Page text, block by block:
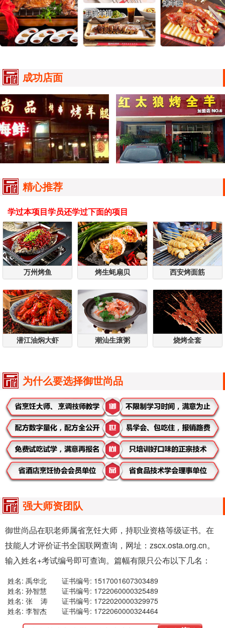
成功店面
精心推荐
学过本项目学员还学过下面的项目
万州烤鱼 烤生蚝扇贝 西安烤面筋
潜江油焖大虾 潮汕生滚粥 烧烤全套
为什么要选择御世尚品
强大师资团队
御世尚品在职老师属省烹饪大师，持职业资格等级证书。在
技能人才评价证书全国联网查询，网址：zscx.osta.org.cn。
输入姓名+考试编号即可查询。篇幅有限只公布以下几名：
姓名: 禹华北
证书编号: 1517001607303489
姓名: 孙智慧
证书编号: 1722060000325489
姓名: 张 涛
证书编号: 1722020000329975
姓名: 李智杰
证书编号: 1722060000324464